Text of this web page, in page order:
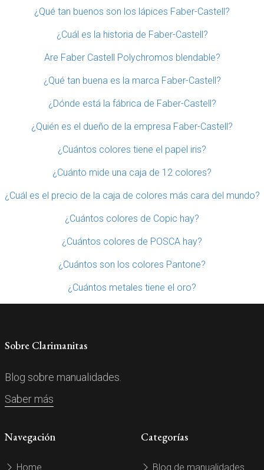
¿Qué tan buenos son los lápices Faber-Castell?
¿Cuál es la historia de Faber-Castell?
Are Faber Castell Polychromos blendable?
¿Qué tan buena es la marca Faber-Castell?
¿Dónde está la fábrica de Faber-Castell?
¿Quién es el dueño de la empresa Faber-Castell?
¿Cuántos colores tiene el papel iris?
¿Cuánto mide una caja de 12 colores?
¿Cuál es el precio de la caja de colores más cara del mundo?
¿Cuántos colores de Copic hay?
¿Cuántos colores de POSCA hay?
¿Cuántos son los colores Pantone?
¿Cuántos metales tiene el oro?
Sobre Clarimanitas
Blog sobre manualidades.
Saber más
Navegación
Home
Categorías
Blog de manualidades